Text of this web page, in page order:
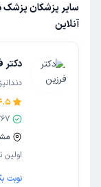
سایر پزشکان پزشک
آنلاین
نوبت